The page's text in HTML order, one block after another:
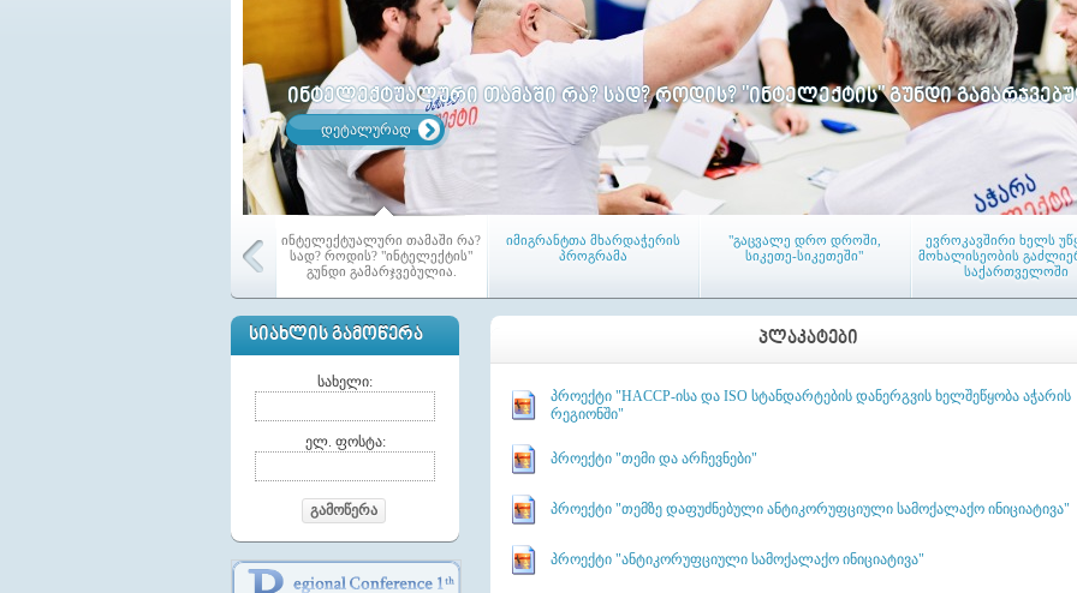
ინტელექტუალური თამაში რა? სად? როდის? "ინტელექტის" გუნდი
დეტალურად
ინტელექტუალური თამაში რა?
სად? როდის? "ინტელექტის"
გუნდი გამარჯვებულია.
იმიგრანტთა მხარდაჭერის
პროგრამა
"გაცვალე დრო დროში,
სიკეთე-სიკეთეში"
ევროკავშირი ხელს
მოხალისეობის
საქართველოში
ამაგ-ი (LAG) - აქტიურ
მოქალაქეთა ადგილობრივი
კრებები მიმდინარეობს
დანერგვა“
ᲞᲚᲐᲙᲐᲢᲔᲑᲘ
პროექტი "HACCP-ისა და ISO სტანდარტების დანერგვის ხელშეწყობა აჭარის
რეგიონში"
პროექტი "თემი და არჩევნები"
პროექტი "თემზე დაფუძნებული ანტიკორუფციული სამოქალაქო ინიციატივა"
პროექტი "ანტიკორუფციული სამოქალაქო ინიციატივა"
ᲡᲘᲐᲮᲚᲘᲡ ᲒᲐᲛᲝᲬᲔᲠᲐ
სახელი:
ელ. ფოსტა:
გამოწერა